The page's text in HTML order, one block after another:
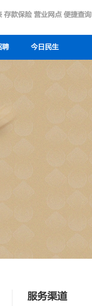
存款保险 营业网点 便捷查询
聘 今日民生
服务渠道